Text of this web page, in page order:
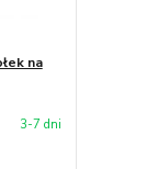
na
3-7 dni